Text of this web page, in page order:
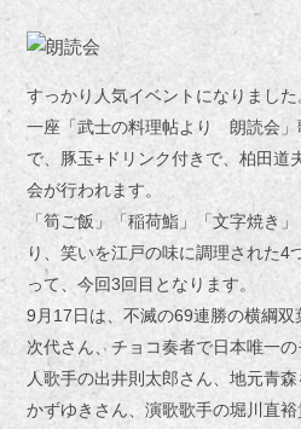
すっかり人気イベントになりまし
一座「武士の料理帖より 朗読会」
で、豚玉+ドリンク付きで、柏田道
会が行われます。
「筍ご飯」「稲荷鮨」「文字焼き
り、笑いを江戸の味に調理された4
って、今回3回目となります。
9月17日は、不滅の69連勝の横綱
次代さん、チョコ奏者で日本唯一
人歌手の出井則太郎さん、地元青
かずゆきさん、演歌歌手の堀川直裕